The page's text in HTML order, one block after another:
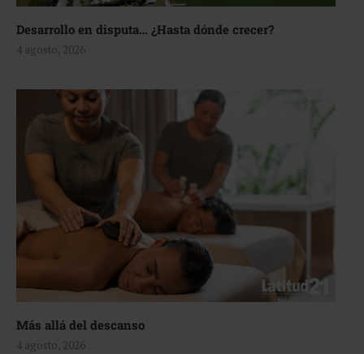
Desarrollo en disputa… ¿Hasta dónde crecer?
4 agosto, 2026
Más allá del descanso
4 agosto, 2026